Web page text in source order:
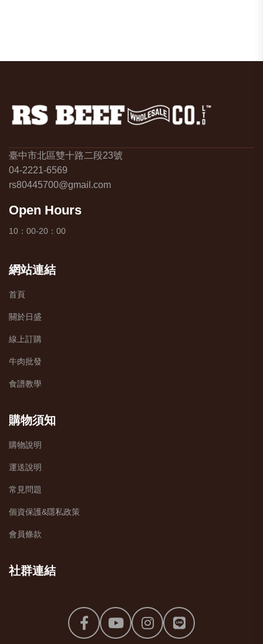
臺中市北區雙十路二段23號
04-2221-6569
rs80445700@gmail.com
Open Hours
10：00-20：00
網站連結
首頁
關於日盛
線上訂購
牛肉批發
食譜教學
購物須知
購物說明
運送說明
常見問題
個資保護&隱私政策
會員條款
社群連結